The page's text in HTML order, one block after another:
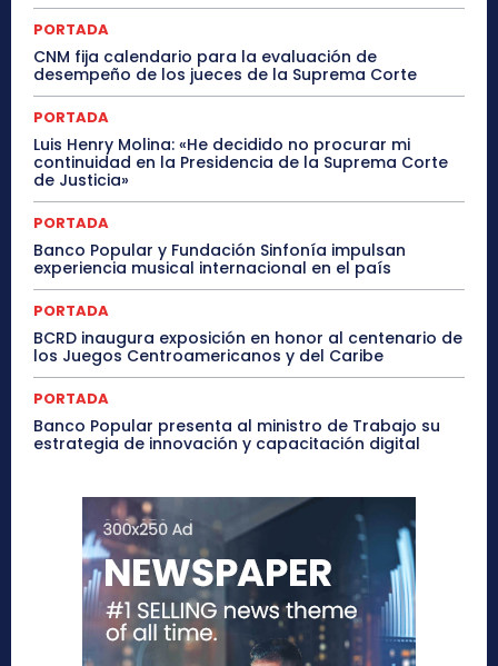
PORTADA
CNM fija calendario para la evaluación de
desempeño de los jueces de la Suprema Corte
PORTADA
Luis Henry Molina: «He decidido no procurar mi
continuidad en la Presidencia de la Suprema Corte
de Justicia»
PORTADA
Banco Popular y Fundación Sinfonía impulsan
experiencia musical internacional en el país
PORTADA
BCRD inaugura exposición en honor al centenario de
los Juegos Centroamericanos y del Caribe
PORTADA
Banco Popular presenta al ministro de Trabajo su
estrategia de innovación y capacitación digital